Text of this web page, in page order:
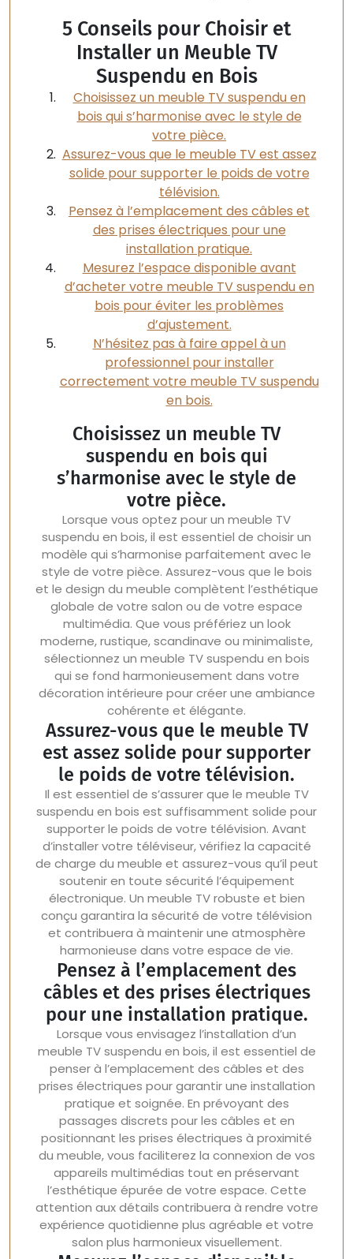
5 Conseils pour Choisir et
Installer un Meuble TV
Suspendu en Bois
Choisissez un meuble TV suspendu en
bois qui s’harmonise avec le style de
votre pièce.
Assurez-vous que le meuble TV est assez
solide pour supporter le poids de votre
télévision.
Pensez à l’emplacement des câbles et
des prises électriques pour une
installation pratique.
Mesurez l’espace disponible avant
d’acheter votre meuble TV suspendu en
bois pour éviter les problèmes
d’ajustement.
N’hésitez pas à faire appel à un
professionnel pour installer
correctement votre meuble TV suspendu
en bois.
Choisissez un meuble TV
suspendu en bois qui
s’harmonise avec le style de
votre pièce.
Lorsque vous optez pour un meuble TV
suspendu en bois, il est essentiel de choisir un
modèle qui s’harmonise parfaitement avec le
style de votre pièce. Assurez-vous que le bois
et le design du meuble complètent l’esthétique
globale de votre salon ou de votre espace
multimédia. Que vous préfériez un look
moderne, rustique, scandinave ou minimaliste,
sélectionnez un meuble TV suspendu en bois
qui se fond harmonieusement dans votre
décoration intérieure pour créer une ambiance
cohérente et élégante.
Assurez-vous que le meuble TV
est assez solide pour supporter
le poids de votre télévision.
Il est essentiel de s’assurer que le meuble TV
suspendu en bois est suffisamment solide pour
supporter le poids de votre télévision. Avant
d’installer votre téléviseur, vérifiez la capacité
de charge du meuble et assurez-vous qu’il peut
soutenir en toute sécurité l’équipement
électronique. Un meuble TV robuste et bien
conçu garantira la sécurité de votre télévision
et contribuera à maintenir une atmosphère
harmonieuse dans votre espace de vie.
Pensez à l’emplacement des
câbles et des prises électriques
pour une installation pratique.
Lorsque vous envisagez l’installation d’un
meuble TV suspendu en bois, il est essentiel de
penser à l’emplacement des câbles et des
prises électriques pour garantir une installation
pratique et soignée. En prévoyant des
passages discrets pour les câbles et en
positionnant les prises électriques à proximité
du meuble, vous faciliterez la connexion de vos
appareils multimédias tout en préservant
l’esthétique épurée de votre espace. Cette
attention aux détails contribuera à rendre votre
expérience quotidienne plus agréable et votre
salon plus harmonieux visuellement.